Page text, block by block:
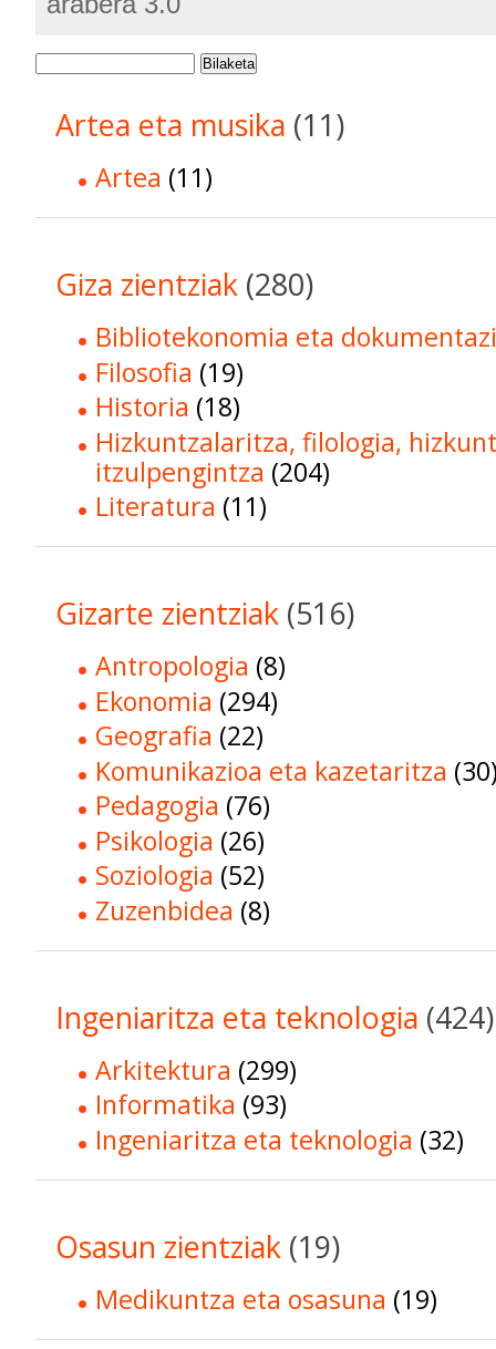
Bilaketa
Artea eta musika (11)
Artea (11)
Giza zientziak (280)
Bibliotekonomia eta
Filosofia (19)
Historia (18)
Hizkuntzalaritza, filologia,
itzulpengintza (204)
Literatura (11)
Gizarte zientziak (516)
Antropologia (8)
Ekonomia (294)
Geografia (22)
Komunikazioa eta kazetaritza
Pedagogia (76)
Psikologia (26)
Soziologia (52)
Zuzenbidea (8)
Ingeniaritza eta teknologia (424)
Arkitektura (299)
Informatika (93)
Ingeniaritza eta teknologia (32)
Osasun zientziak (19)
Medikuntza eta osasuna (19)